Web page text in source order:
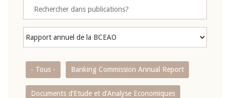
- Tous - Banking Commission Annual Report
Documents d’Etude et d’Analyse Economiques